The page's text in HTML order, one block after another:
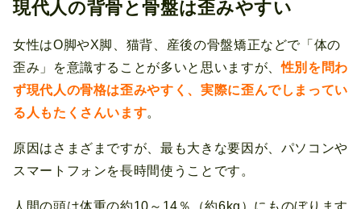
現代人の背骨と骨盤は歪みやすい
女性はO脚やX脚、猫背、産後の骨盤矯正などで「体の
歪み」を意識することが多いと思いますが、性別を問わ
ず現代人の骨格は歪みやすく、実際に歪んでしまってい
る人もたくさんいます。
原因はさまざまですが、最も大きな要因が、パソコンや
スマートフォンを長時間使うことです。
人間の頭は体重の約10～14％（約6kg）にものぼります